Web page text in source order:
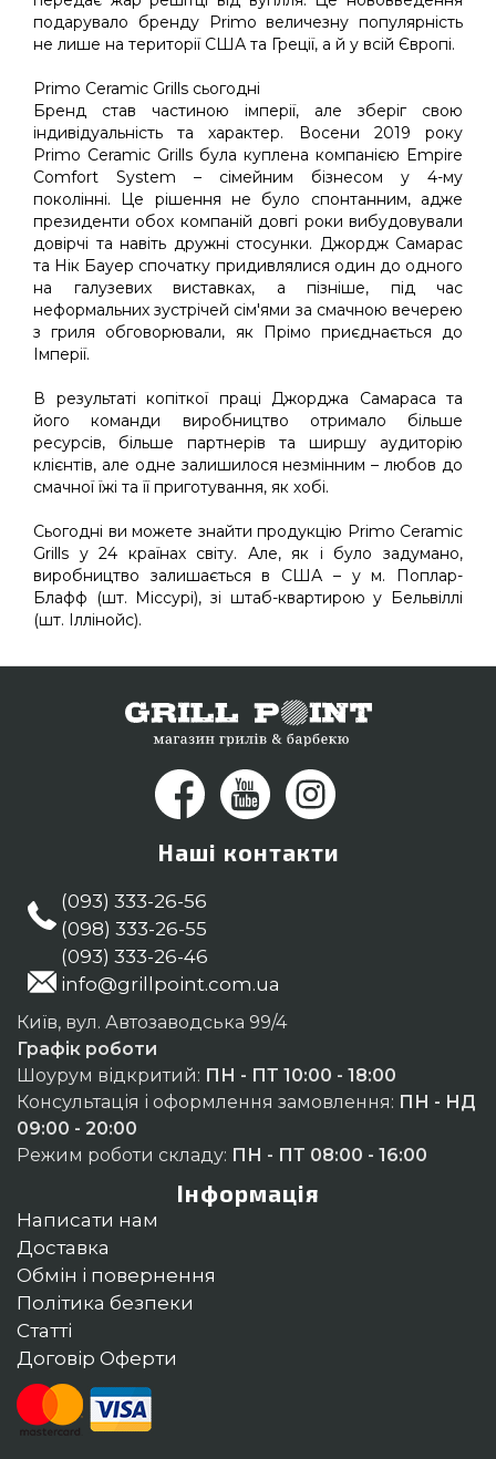
подарувало бренду Primo величезну популярність
не лише на території США та Греції, а й у всій Європі.
Primo Ceramic Grills сьогодні
Бренд став частиною імперії, але зберіг свою
індивідуальність та характер. Восени 2019 року
Primo Ceramic Grills була куплена компанією Empire
Comfort System – сімейним бізнесом у 4-му
поколінні. Це рішення не було спонтанним, адже
президенти обох компаній довгі роки вибудовували
довірчі та навіть дружні стосунки. Джордж Самарас
та Нік Бауер спочатку придивлялися один до одного
на галузевих виставках, а пізніше, під час
неформальних зустрічей сім'ями за смачною вечерею
з гриля обговорювали, як Прімо приєднається до
Імперії.
В результаті копіткої праці Джорджа Самараса та
його команди виробництво отримало більше
ресурсів, більше партнерів та ширшу аудиторію
клієнтів, але одне залишилося незмінним – любов до
смачної їжі та її приготування, як хобі.
Сьогодні ви можете знайти продукцію Primo Ceramic
Grills у 24 країнах світу. Але, як і було задумано,
виробництво залишається в США – у м. Поплар-
Блафф (шт. Міссурі), зі штаб-квартирою у Бельвіллі
(шт. Іллінойс).
Наші контакти
(093) 333-26-56
(098) 333-26-55
(093) 333-26-46
info@grillpoint.com.ua
Київ, вул. Автозаводська 99/4
Графік роботи
Шоурум відкритий: ПН - ПТ 10:00 - 18:00
Консультація і оформлення замовлення: ПН - НД
09:00 - 20:00
Режим роботи складу: ПН - ПТ 08:00 - 16:00
Інформація
Написати нам
Доставка
Обмін і повернення
Політика безпеки
Статті
Договір Оферти